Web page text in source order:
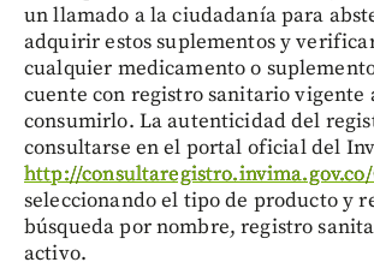
un llamado a la ciudadanía para
adquirir estos suplementos y
cualquier medicamento o
cuente con registro sanitario vigente
consumirlo. La autenticidad del
consultarse en el portal oficial del
http://
seleccionando el tipo de producto y
búsqueda por nombre, registro
activo.